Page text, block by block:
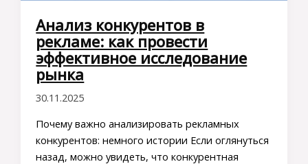
Анализ конкурентов в
рекламе: как провести
эффективное исследование
рынка
30.11.2025
Почему важно анализировать рекламных
конкурентов: немного истории Если оглянуться
назад, можно увидеть, что конкурентная